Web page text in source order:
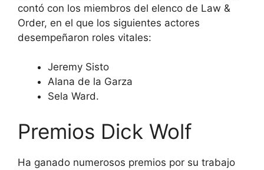
contó con los miembros del elenco de Law &
Order, en el que los siguientes actores
desempeñaron roles vitales:
Jeremy Sisto
Alana de la Garza
Sela Ward.
Premios Dick Wolf
Ha ganado numerosos premios por su trabajo